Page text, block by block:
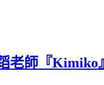
老師『Kimiko